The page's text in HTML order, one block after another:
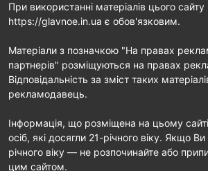
При використанні матеріалів цього
https://glavnoe.in.ua є обов'язковим.
Матеріали з позначкою "На правах
партнерів" розміщуються на правах
Відповідальність за зміст таких
рекламодавець.
Інформація, що розміщена на цьому
осіб, які досягли 21-річного віку. Якщо
річного віку — не розпочинайте або
цим сайтом.